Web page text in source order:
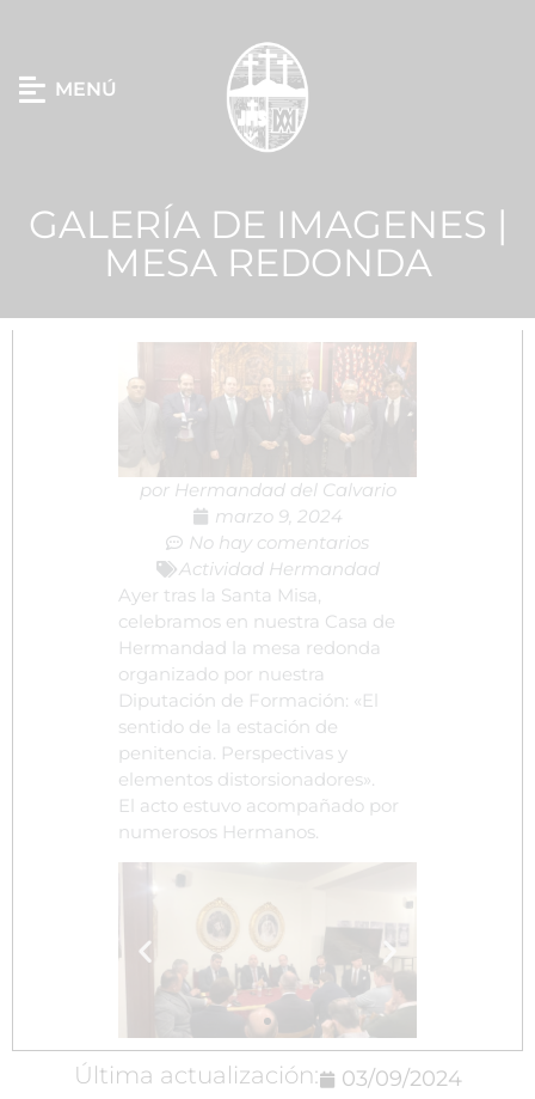
MENÚ
GALERÍA DE IMAGENES |
MESA REDONDA
porHermandad del Calvario
marzo 9, 2024
No hay comentarios
Actividad Hermandad
Ayer tras la Santa Misa,
celebramos en nuestra Casa de
Hermandad la mesa redonda
organizado por nuestra
Diputación de Formación: «El
sentido de la estación de
penitencia. Perspectivas y
elementos distorsionadores».
El acto estuvo acompañado por
numerosos Hermanos.
Última actualización: 03/09/2024